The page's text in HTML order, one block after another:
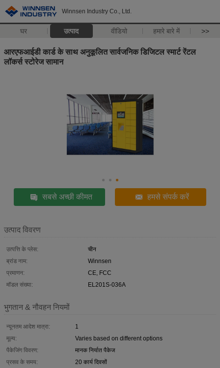
Winnsen Industry Co., Ltd.
घर उत्पाद वीडियो हमारे बारे में >>
आरएफआईडी कार्ड के साथ अनुकूलित सार्वजनिक डिजिटल स्मार्ट रेंटल
लॉकर्स स्टोरेज सामान
सबसे अच्छी कीमत हमसे संपर्क करें
उत्पाद विवरण
उत्पत्ति के प्लेस:
चीन
ब्रांड नाम:
Winnsen
प्रमाणन:
CE, FCC
मॉडल संख्या:
EL201S-036A
भुगतान & नौवहन नियमों
न्यूनतम आदेश मात्रा:
1
मूल्य:
Varies based on different options
पैकेजिंग विवरण:
मानक निर्यात पैकेज
प्रसव के समय:
20 कार्य दिवसों